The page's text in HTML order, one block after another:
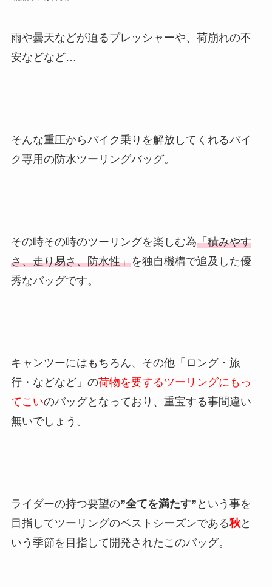
雨や曇天などが迫るプレッシャーや、荷崩れの不
安などなど…
そんな重圧からバイク乗りを解放してくれるバイ
ク専用の防水ツーリングバッグ。
その時その時のツーリングを楽しむ為「積みやす
さ、走り易さ、防水性」を独自機構で追及した優
秀なバッグです。
キャンツーにはもちろん、その他「 ロング・旅
行・などなど」の荷物を要するツーリングにもっ
てこいのバッグとなっており、重宝する事間違い
無いでしょう。
ライダーの持つ要望の”全てを満たす” という事を
目指してツーリングのベストシーズンである秋と
いう季節を目指して開発されたこのバッグ。